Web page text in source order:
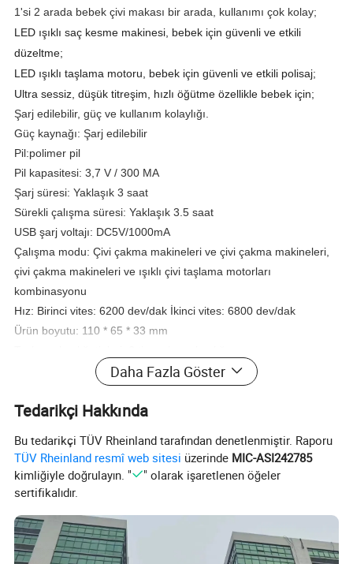
1'si 2 arada bebek çivi makası bir arada, kullanımı çok kolay;
LED ışıklı saç kesme makinesi, bebek için güvenli ve etkili
düzeltme;
LED ışıklı taşlama motoru, bebek için güvenli ve etkili polisaj;
Ultra sessiz, düşük titreşim, hızlı öğütme özellikle bebek için;
Şarj edilebilir, güç ve kullanım kolaylığı.
Güç kaynağı: Şarj edilebilir
Pil:polimer pil
Pil kapasitesi: 3,7 V / 300 MA
Şarj süresi: Yaklaşık 3 saat
Sürekli çalışma süresi: Yaklaşık 3.5 saat
USB şarj voltajı: DC5V/1000mA
Çalışma modu: Çivi çakma makineleri ve çivi çakma makineleri,
çivi çakma makineleri ve ışıklı çivi taşlama motorları
kombinasyonu
Hız: Birinci vites: 6200 dev/dak İkinci vites: 6800 dev/dak
Ürün boyutu: 110 * 65 * 33 mm
Kabuk malzemesi: ABS
Ürün ağırlığı: 110 g
Renk kutusu boyutu: 110 × 82 × 33 mm
Brüt ağırlık: 20 kg
Çizgi kutu boyutu: 430×345×290 mm
Daha Fazla Göster
Tedarikçi Hakkında
Bu tedarikçi TÜV Rheinland tarafından denetlenmiştir. Raporu
TÜV Rheinland resmî web sitesi üzerinde MIC-ASI242785
kimliğiyle doğrulayın. "
" olarak işaretlenen öğeler
sertifikalıdır.